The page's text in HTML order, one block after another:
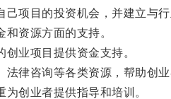
目的投资机会，并建立与行
资源方面的支持。
业项目提供资金支持。
咨询等各类资源，帮助创业
创业者提供指导和培训。